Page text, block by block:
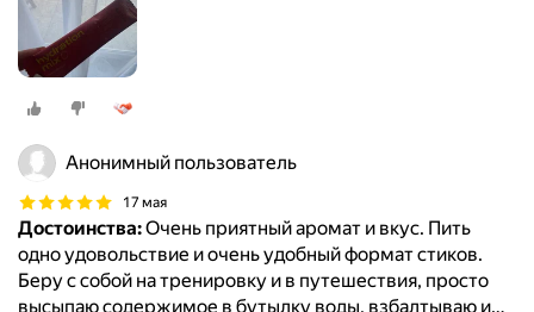
Анонимный пользователь
17 мая
Достоинства:Очень приятный аромат и вкус. Пить
одно удовольствие и очень удобный формат стиков.
Беру с собой на тренировку и в путешествия, просто
высыпаю содержимое в бутылку воды, взбалтываю и…